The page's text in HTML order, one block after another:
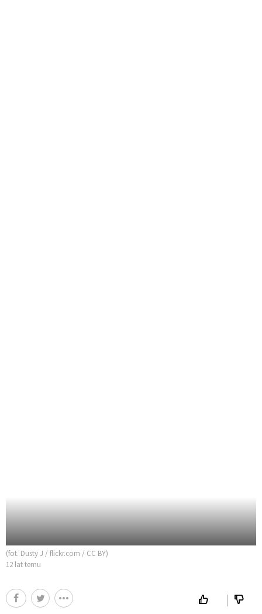
(fot. Dusty J / flickr.com / CC BY)
12 lat temu